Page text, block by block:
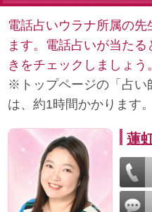
電話占いウラナ所属の
ます。電話占いが当た
きをチェックしましょう
※トップページの「占い
は、約1時間かかります。
蓮